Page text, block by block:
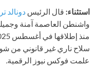
استثناء: قال الرئيس دونالد
سلاح ناري غير قانوني من
علمت فوكس نيوز الرقمية.